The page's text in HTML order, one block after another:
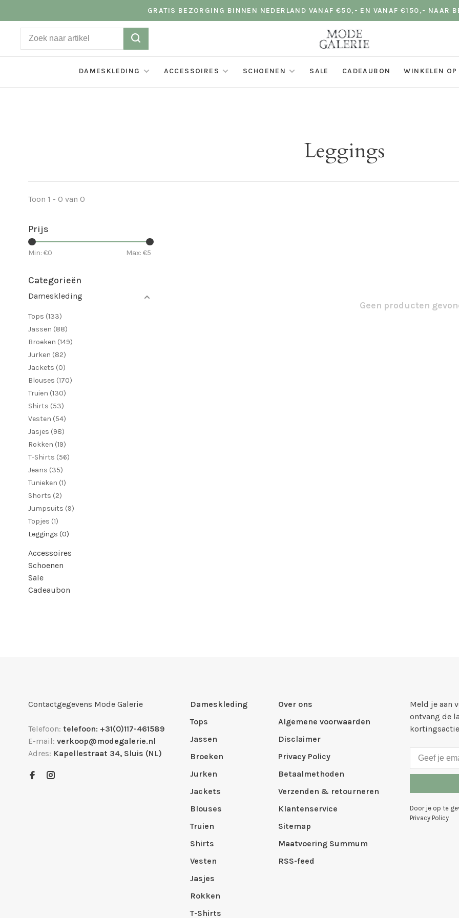
GRATIS BEZORGING BINNEN NEDERLAND VANAF €50,- EN VANAF €150,- NAAR
DAMESKLEDING ACCESSOIRES SCHOENEN SALE CADEAUBON WINKELEN
Leggings
Toon 1 - 0 van 0
Prijs
Min: €0 Max: €5
Categorieën
Dameskleding
Tops (133)
Jassen (88)
Broeken (149)
Jurken (82)
Jackets (0)
Blouses (170)
Truien (130)
Shirts (53)
Vesten (54)
Jasjes (98)
Rokken (19)
T-Shirts (56)
Jeans (35)
Tunieken (1)
Shorts (2)
Jumpsuits (9)
Topjes (1)
Leggings (0)
Accessoires
Schoenen
Sale
Cadeaubon
Geen producten
Contactgegevens Mode Galerie
Telefoon: telefoon: +31(0)117-461589
E-mail: verkoop@modegalerie.nl
Adres: Kapellestraat 34, Sluis (NL)
Dameskleding
Tops
Jassen
Broeken
Jurken
Jackets
Blouses
Truien
Shirts
Vesten
Jasjes
Rokken
T-Shirts
Over ons
Algemene voorwaarden
Disclaimer
Privacy Policy
Betaalmethoden
Verzenden & retourneren
Klantenservice
Sitemap
Maatvoering Summum
RSS-feed
Meld je aan
ontvang de
Door je op te
Privacy Policy